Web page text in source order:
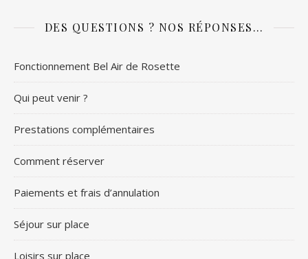
DES QUESTIONS ? NOS RÉPONSES…
Fonctionnement Bel Air de Rosette
Qui peut venir ?
Prestations complémentaires
Comment réserver
Paiements et frais d’annulation
Séjour sur place
Loisirs sur place